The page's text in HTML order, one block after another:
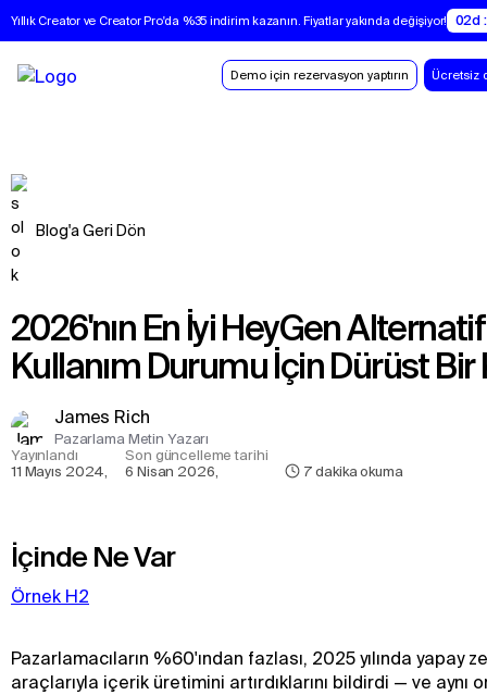
Yıllık Creator ve Creator Pro'da %35 indirim kazanın. Fiyatlar yakında değişiyor! 02d
Demo için rezervasyon yaptırın Ücretsiz
Blog'a Geri Dön
2026'nın En İyi HeyGen Alternatifleri: Her
Kullanım Durumu İçin Dürüst Bir
James Rich
Pazarlama Metin Yazarı
Yayınlandı
11 Mayıs 2024,
Son güncelleme tarihi
6 Nisan 2026, 7 dakika okuma
İçinde Ne Var
Örnek H2
Pazarlamacıların %60'ından fazlası, 2025 yılında yapay
araçlarıyla içerik üretimini artırdıklarını bildirdi — ve aynı